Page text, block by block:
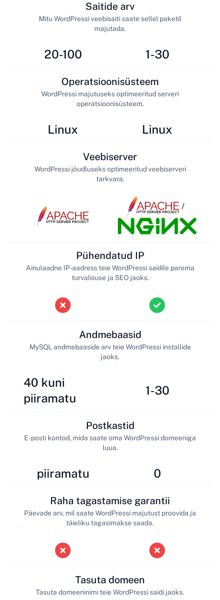
20-100
Saitide arv
Mitu WordPressi veebisaiti saate sellel paketil
majutada.
1-30
Linux
Operatsioonisüsteem
WordPressi majutuseks optimeeritud serveri
operatsioonisüsteem.
Linux
Veebiserver
WordPressi jõudluseks optimeeritud veebiserveri
tarkvara.
/
Pühendatud IP
Ainulaadne IP-aadress teie WordPressi saidile parema
turvalisuse ja SEO jaoks.
40 kuni
piiramatu
Andmebaasid
MySQL andmebaaside arv teie WordPressi installide
jaoks.
1-30
piiramatu
Postkastid
E-posti kontod, mida saate oma WordPressi domeeniga
luua.
0
Raha tagastamise garantii
Päevade arv, mil saate WordPressi majutust proovida ja
täieliku tagasimakse saada.
Tasuta domeen
Tasuta domeeninimi teie WordPressi saidi jaoks.